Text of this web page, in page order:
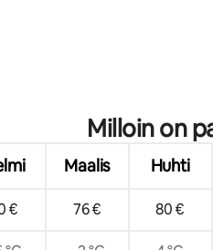
Milloin on
Maalis Huhti
€ 76 € 80 €